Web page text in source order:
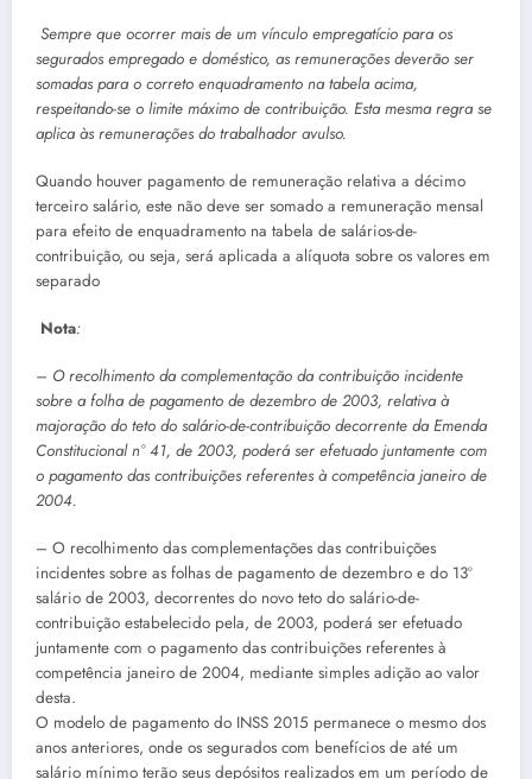
Sempre que ocorrer mais de um vínculo empregatício para os
segurados empregado e doméstico, as remunerações deverão ser
somadas para o correto enquadramento na tabela acima,
respeitando-se o limite máximo de contribuição. Esta mesma regra se
aplica às remunerações do trabalhador avulso.
Quando houver pagamento de remuneração relativa a décimo
terceiro salário, este não deve ser somado a remuneração mensal
para efeito de enquadramento na tabela de salários-de-
contribuição, ou seja, será aplicada a alíquota sobre os valores em
separado
Nota:
– O recolhimento da complementação da contribuição incidente
sobre a folha de pagamento de dezembro de 2003, relativa à
majoração do teto do salário-de-contribuição decorrente da Emenda
Constitucional n° 41, de 2003, poderá ser efetuado juntamente com
o pagamento das contribuições referentes à competência janeiro de
2004.
– O recolhimento das complementações das contribuições
incidentes sobre as folhas de pagamento de dezembro e do 13º
salário de 2003, decorrentes do novo teto do salário-de-
contribuição estabelecido pela, de 2003, poderá ser efetuado
juntamente com o pagamento das contribuições referentes à
competência janeiro de 2004, mediante simples adição ao valor
desta.
O modelo de pagamento do INSS 2015 permanece o mesmo dos
anos anteriores, onde os segurados com benefícios de até um
salário mínimo terão seus depósitos realizados em um período de